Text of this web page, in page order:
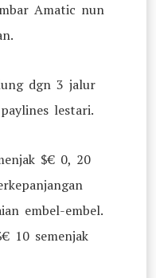
Amatic nun
dgn 3 jalur
lestari.
$€ 0, 20
embel-embel.
10 semenjak